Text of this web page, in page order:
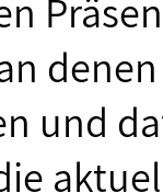
und